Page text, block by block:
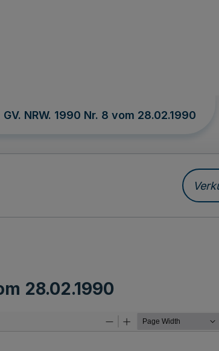
GV. NRW. 1990 Nr. 8 vom 28.02.1990
28.02.1990